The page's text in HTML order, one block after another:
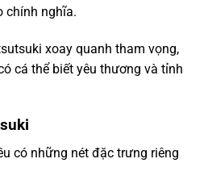
chính nghĩa.
xoay quanh tham vọng,
cá thể biết yêu thương và tỉnh
có những nét đặc trưng riêng